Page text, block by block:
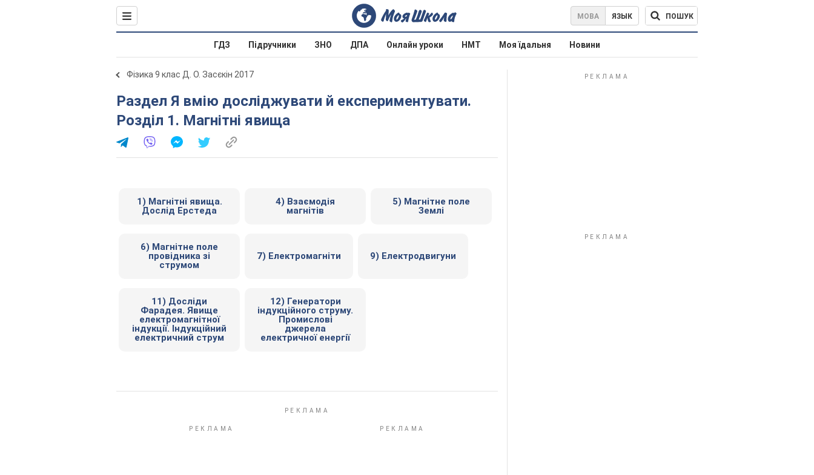
МОВА ЯЗЫК ПОШУК
ГДЗ Підручники ЗНО ДПА Онлайн уроки НМТ Моя їдальня Новини
Фізика 9 клас Д. О. Засєкін 2017
Раздел Я вмію досліджувати й експериментувати.
Розділ 1. Магнітні явища
1) Магнітні явища.
Дослід Ерстеда
4) Взаємодія
магнітів
5) Магнітне поле
Землі
6) Магнітне поле
провідника зі
струмом
7) Електромагніти 9) Електродвигуни
11) Досліди
Фарадея. Явище
електромагнітної
індукції. Індукційний
електричний струм
12) Генератори
індукційного струму.
Промислові
джерела
електричної енергії